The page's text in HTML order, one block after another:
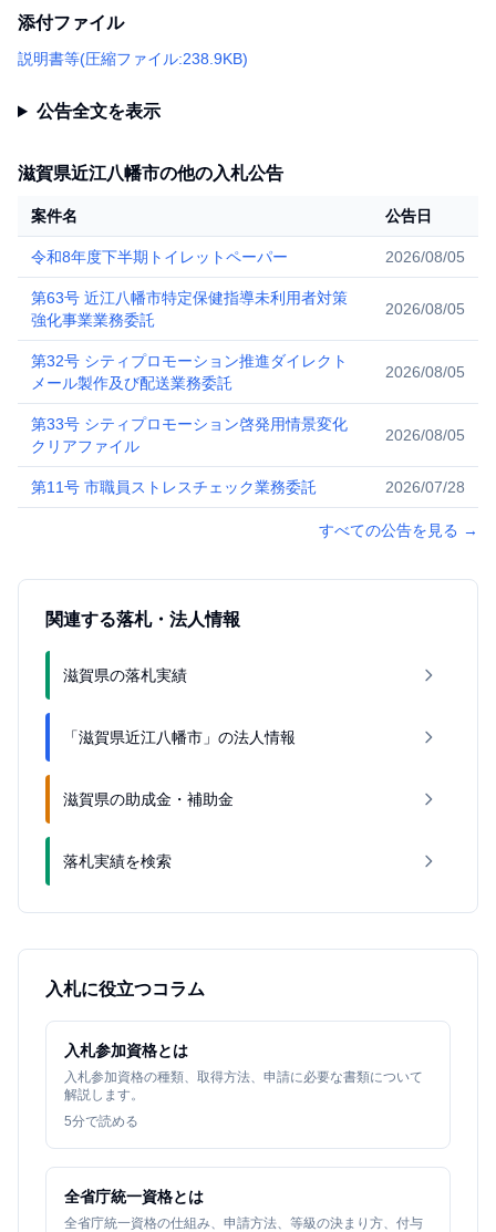
添付ファイル
説明書等(圧縮ファイル:238.9KB)
公告全文を表示
滋賀県近江八幡市の他の入札公告
案件名 公告日
令和8年度下半期トイレットペーパー 2026/08/05
第63号 近江八幡市特定保健指導未利用者対策
強化事業業務委託
2026/08/05
第32号 シティプロモーション推進ダイレクト
メール製作及び配送業務委託
2026/08/05
第33号 シティプロモーション啓発用情景変化
クリアファイル
2026/08/05
第11号 市職員ストレスチェック業務委託 2026/07/28
すべての公告を見る →
関連する落札・法人情報
滋賀県の落札実績
「滋賀県近江八幡市」の法人情報
滋賀県の助成金・補助金
落札実績を検索
入札に役立つコラム
入札参加資格とは
入札参加資格の種類、取得方法、申請に必要な書類について
解説します。
5分で読める
全省庁統一資格とは
全省庁統一資格の仕組み、申請方法、等級の決まり方、付与